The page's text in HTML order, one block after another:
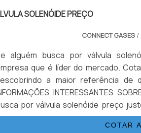
foca seus esforços em
excelente qualidade, tudo para
excelente custo-benefício.Há
demonstrar competência,
A Novo Milênio Comércio de
Atendimento personalizado;
atuação; Comprometimento com
obstante,
refrigeração, é importante buscar
SOLENÓIDE PREÇO
CONNECT GASES /
alguém busca por válvula
que é líder do mercado.
a maior referência de
INTERESSANTES
por válvula solenóide preço
os serviços, acha o site da
focado em serviços de instalação de
COTAR